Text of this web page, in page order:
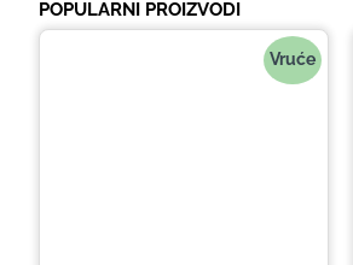
POPULARNI PROIZVODI
Vruće